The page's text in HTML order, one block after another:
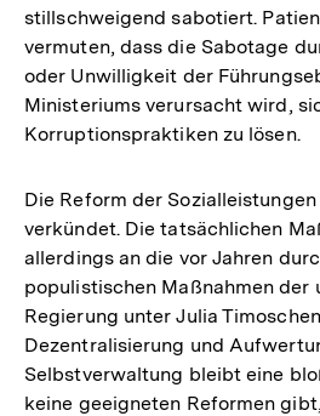
stillschweigend sabotiert.
vermuten, dass die Sabotage
oder Unwilligkeit der
Ministeriums verursacht wird,
Korruptionspraktiken zu lösen.
Die Reform der
verkündet. Die tatsächlichen
allerdings an die vor Jahren
populistischen Maßnahmen der
Regierung unter Julia
Dezentralisierung und
Selbstverwaltung bleibt eine
keine geeigneten Reformen